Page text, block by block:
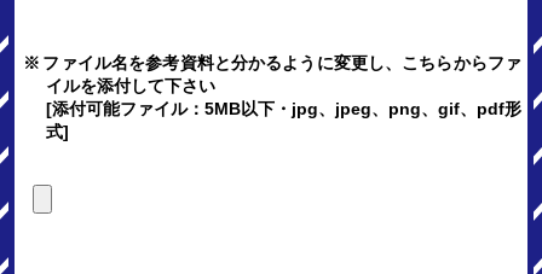
※ ファイル名を参考資料と分かるように変更し、こちらからファ
イルを添付して下さい
[添付可能ファイル：5MB以下・jpg、jpeg、png、gif、pdf形
式]